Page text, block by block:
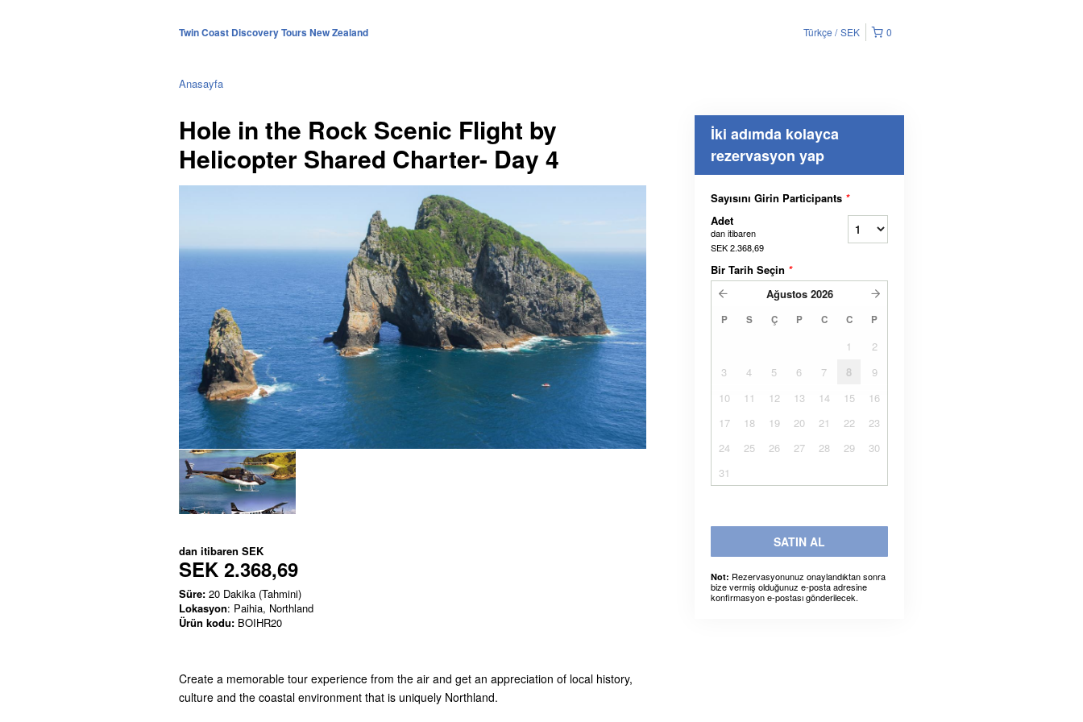
Twin Coast Discovery Tours New Zealand 0
Türkçe SEK
Anasayfa
Hole in the Rock Scenic Flight by
Helicopter Shared Charter- Day 4
dan itibaren SEK
SEK 2.368,69
Süre: 20 Dakika (Tahmini)
Lokasyon: Paihia, Northland
Ürün kodu: BOIHR20
Create a memorable tour experience from the air and get an appreciation of local history,
culture and the coastal environment that is uniquely Northland.
İki adımda kolayca
rezervasyon yap
Sayısını Girin Participants *
Adet
dan itibaren
SEK 2.368,69
Bir Tarih Seçin *
Ağustos 2026
P S Ç P C C P
1
2
3
4 5 6 7 8
9
10
11 12 13 14 15
16
17
18 19 20 21 22
23
24
25 26 27 28 29
30
31
SATIN AL
Not: Rezervasyonunuz onaylandıktan sonra
bize vermiş olduğunuz e-posta adresine
konfirmasyon e-postası gönderilecek.